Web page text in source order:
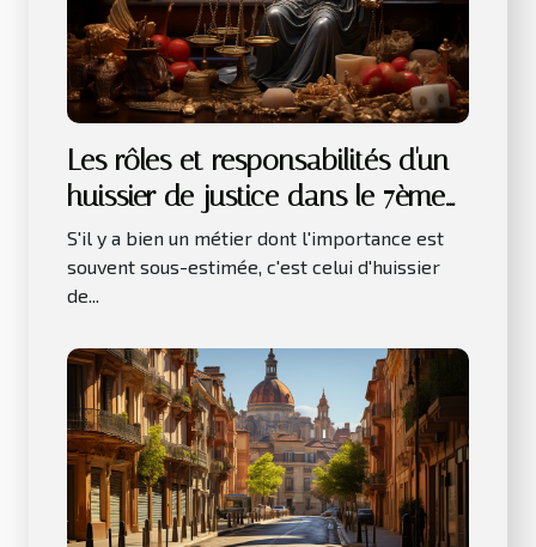
Les rôles et responsabilités d'un
huissier de justice dans le 7ème
arrondissement de Paris
S'il y a bien un métier dont l'importance est
souvent sous-estimée, c'est celui d'huissier
de...